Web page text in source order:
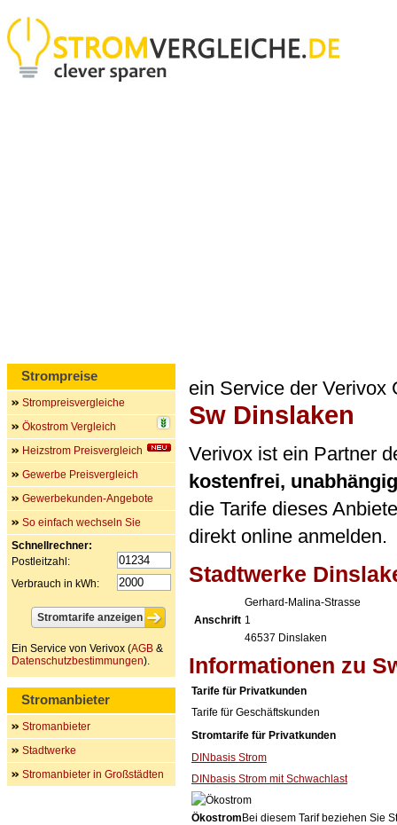
ein Service der Verivox
Sw Dinslaken
Verivox ist ein Partner
kostenfrei,
die Tarife dieses
direkt online anmelden.
Stadtwerke
Anschrift
Gerhard-Malina-Strasse
1
46537 Dinslaken
Informationen zu
Tarife für Privatkunden
Tarife für Geschäftskunden
Stromtarife für Privatkunden
DINbasis Strom
DINbasis Strom mit Schwachlast
Ökostrom Bei diesem Tarif beziehen Sie
Strompreise
Strompreisvergleiche
Ökostrom Vergleich
Heizstrom Preisvergleich
Gewerbe Preisvergleich
Gewerbekunden-Angebote
So einfach wechseln Sie
Schnellrechner:
Postleitzahl:
Verbrauch in kWh:
Ein Service von Verivox (AGB &
Datenschutzbestimmungen).
Stromanbieter
Stromanbieter
Stadtwerke
Stromanbieter in Großstädten